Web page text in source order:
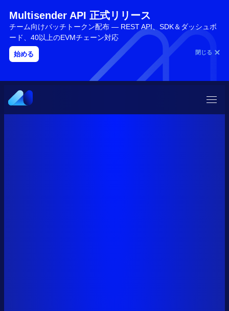
Multisender API 正式リリース
チーム向けバッチトークン配布 — REST API、SDK＆ダッシュボ
ード、40以上のEVMチェーン対応
始める 閉じる